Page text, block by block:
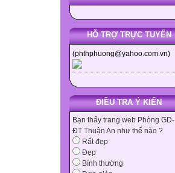
HỖ TRỢ TRỰC TUYẾN
(phthphuong@yahoo.com.vn)
ĐIỀU TRA Ý KIẾN
Bạn thấy trang web Phòng GD-
ĐT Thuận An như thế nào ?
Rất đẹp
Đẹp
Bình thường